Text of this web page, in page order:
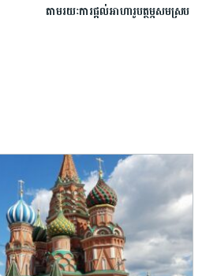
តាមរយៈការផ្តល់អាហារូបត្ថម្ភសមស្រប